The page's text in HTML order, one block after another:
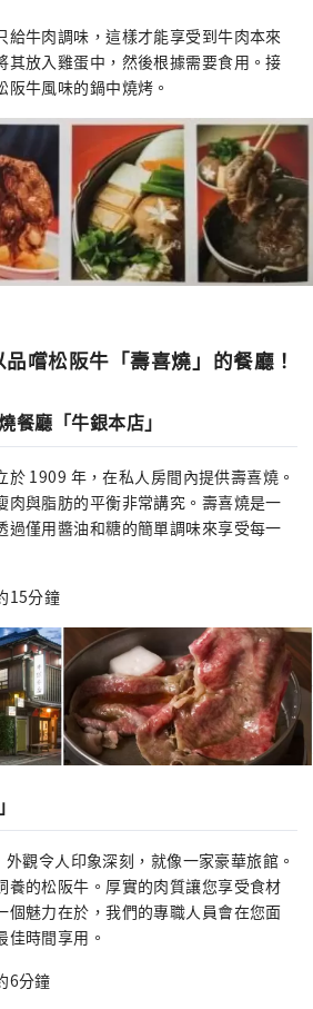
給牛肉調味，這樣才能享受到牛肉本來
其放入雞蛋中，然後根據需要食用。接
牛風味的鍋中燒烤。
嚐松阪牛「壽喜燒」的餐廳！
餐廳「牛銀本店」
於 1909 年，在私人房間內提供壽喜燒。
肉與脂肪的平衡非常講究。壽喜燒是一
過僅用醬油和糖的簡單調味來享受每一
15分鐘
觀令人印象深刻，就像一家豪華旅館。
養的松阪牛。厚實的肉質讓您享受食材
個魅力在於，我們的專職人員會在您面
佳時間享用。
6分鐘